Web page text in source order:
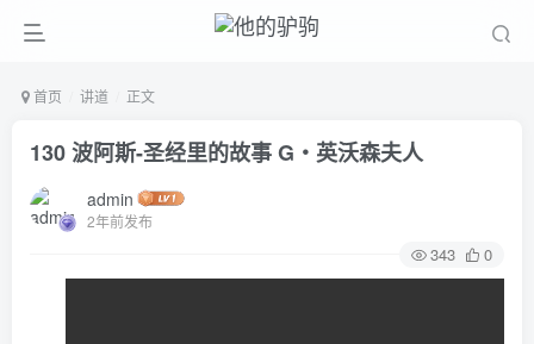
首页 讲道 正文
130 波阿斯-圣经里的故事 G‧英沃森夫人
admin
2年前发布
343 0